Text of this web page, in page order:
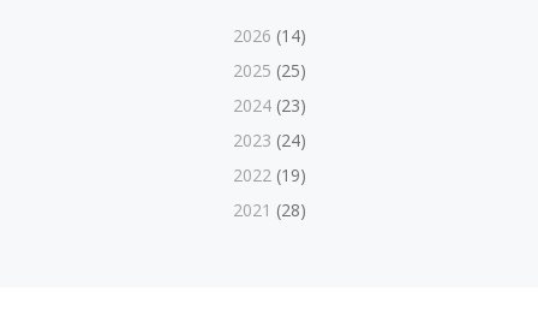
2026 (14)
2025 (25)
2024(23)
2023 (24)
2022(19)
2021 (28)